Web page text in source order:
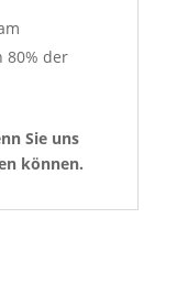
80% der
Sie uns
können.